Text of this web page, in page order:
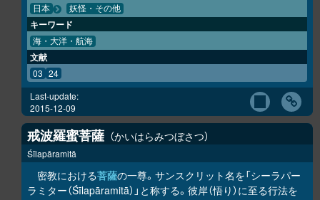
日本 妖怪・その他
キーワード
海・大洋・航海
文献
03 24
Last-update:
2015-12-09
戒波羅蜜菩薩 かいはらみつぼさつ
Śīlapāramitā
密教における菩薩の一尊。サンスクリット名を「シーラパー
ラミター（Śīlapāramitā）」と称する。彼岸（悟り）に至る行法を